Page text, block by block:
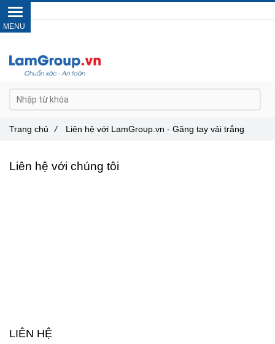
Liên hệ với chúng tôi
LIÊN HỆ
Trang chủ / Liên hệ với LamGroup.vn - Găng tay vải trắng